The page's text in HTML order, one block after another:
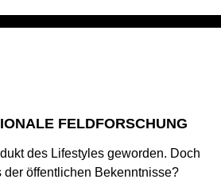
FELDFORSCHUNG
des Lifestyles geworden. Doch
öffentlichen Bekenntnisse?